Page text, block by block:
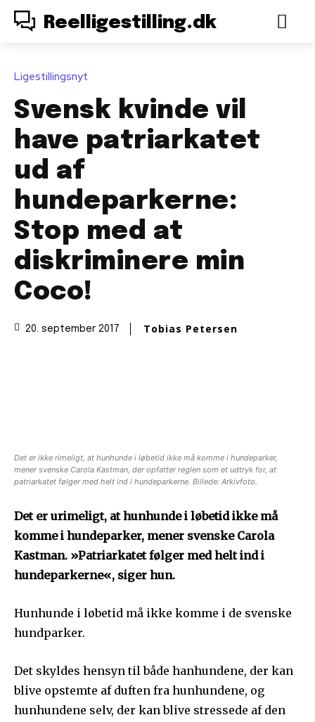
Reelligestilling.dk
Ligestillingsnyt
Svensk kvinde vil
have patriarkatet
ud af
hundeparkerne:
Stop med at
diskriminere min
Coco!
20. september 2017 Tobias Petersen
Det er ikke rimeligt, at hunhunde i løbetid ikke må komme i hundeparker,
mener svenske Carola Kastman, der opfatter reglen som et udtryk for, at
patriarkatet følger med helt ind i hundeparkerne. Billede: Arkivfoto.
Det er urimeligt, at hunhunde i løbetid ikke må
komme i hundeparker, mener svenske Carola
Kastman. »Patriarkatet følger med helt ind i
hundeparkerne«, siger hun.
Hunhunde i løbetid må ikke komme i de svenske
hundparker.
Det skyldes hensyn til både hanhundene, der kan
blive opstemte af duften fra hunhundene, og
hunhundene selv, der kan blive stressede af den